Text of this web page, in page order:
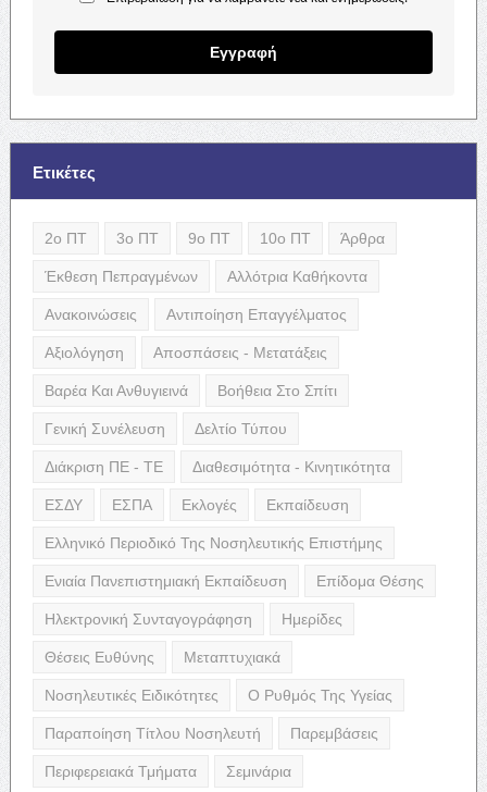
Εγγραφή
Ετικέτες
2ο ΠΤ 3ο ΠΤ 9ο ΠΤ 10ο ΠΤ Άρθρα
Έκθεση Πεπραγμένων Αλλότρια Καθήκοντα
Ανακοινώσεις Αντιποίηση Επαγγέλματος
Αξιολόγηση Αποσπάσεις - Μετατάξεις
Βαρέα Και Ανθυγιεινά Βοήθεια Στο Σπίτι
Γενική Συνέλευση Δελτίο Τύπου
Διάκριση ΠΕ - ΤΕ Διαθεσιμότητα - Κινητικότητα
ΕΣΔΥ ΕΣΠΑ Εκλογές Εκπαίδευση
Ελληνικό Περιοδικό Της Νοσηλευτικής Επιστήμης
Ενιαία Πανεπιστημιακή Εκπαίδευση Επίδομα Θέσης
Ηλεκτρονική Συνταγογράφηση Ημερίδες
Θέσεις Ευθύνης Μεταπτυχιακά
Νοσηλευτικές Ειδικότητες Ο Ρυθμός Της Υγείας
Παραποίηση Τίτλου Νοσηλευτή Παρεμβάσεις
Περιφερειακά Τμήματα Σεμινάρια